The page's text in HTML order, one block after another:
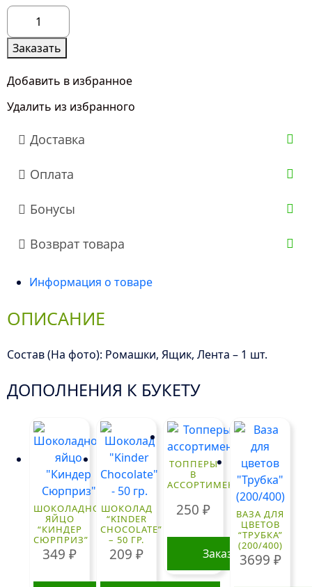
Количество
товара
9
Кустовых
Ромашек
ящике
Заказать
Добавить в избранное
Удалить из избранного
Доставка
Оплата
Бонусы
Возврат товара
Информация о товаре
ОПИСАНИЕ
Состав (На фото): Ромашки, Ящик, Лента – 1 шт.
ДОПОЛНЕНИЯ К БУКЕТУ
ШОКОЛАДНОЕ
ЯЙЦО
“КИНДЕР
СЮРПРИЗ”
349₽
ШОКОЛАД
“KINDER
CHOCOLATE”
– 50 ГР.
209₽
ТОППЕРЫ
В
АССОРТИМЕНТЕ
250₽
Заказать
ВАЗА ДЛЯ
ЦВЕТОВ
“ТРУБКА”
(200/400)
3699 ₽